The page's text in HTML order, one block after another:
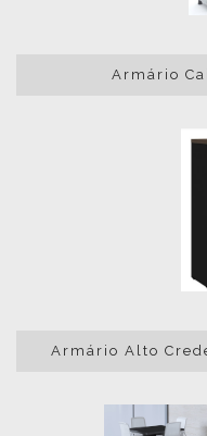
Armário
Armário Alto